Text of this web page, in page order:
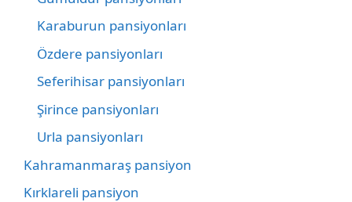
Karaburun pansiyonları
Özdere pansiyonları
Seferihisar pansiyonları
Şirince pansiyonları
Urla pansiyonları
Kahramanmaraş pansiyon
Kırklareli pansiyon